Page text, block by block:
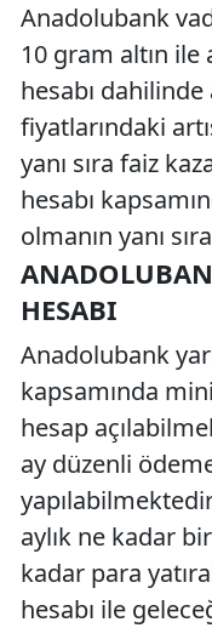
Anadolubank
10 gram altın ile
hesabı dahilinde
fiyatlarındaki
yanı sıra faiz
hesabı
olmanın yanı
HESABI
Anadolubank
kapsamında
hesap
ay düzenli
aylık ne kadar
kadar para
hesabı ile